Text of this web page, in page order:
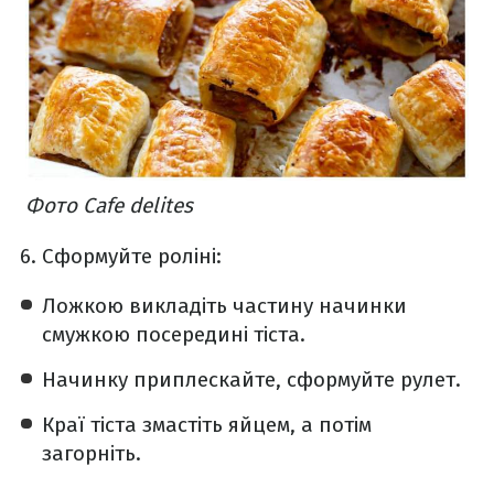
Фото Cafe delites
Сформуйте роліні:
Ложкою викладіть частину начинки
смужкою посередині тіста.
Начинку приплескайте, сформуйте рулет.
Краї тіста змастіть яйцем, а потім
загорніть.